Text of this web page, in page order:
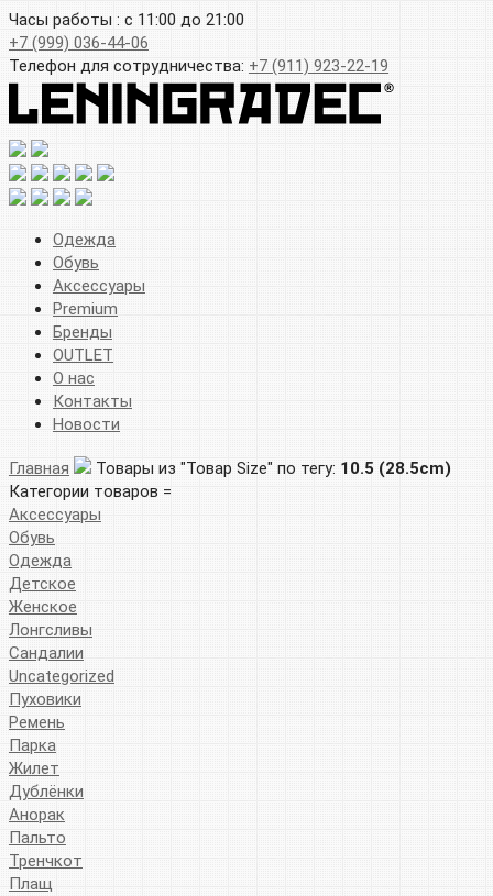
Часы работы : с 11:00 до 21:00
+7 (999) 036-44-06
Телефон для сотрудничества: +7 (911) 923-22-19
Одежда
Обувь
Аксессуары
Premium
Бренды
OUTLET
О нас
Контакты
Новости
Главная Товары из "Товар Size" по тегу: 10.5 (28.5cm)
Категории товаров =
Аксессуары
Обувь
Одежда
Детское
Женское
Лонгсливы
Сандалии
Uncategorized
Пуховики
Ремень
Парка
Жилет
Дублёнки
Анорак
Пальто
Тренчкот
Плащ